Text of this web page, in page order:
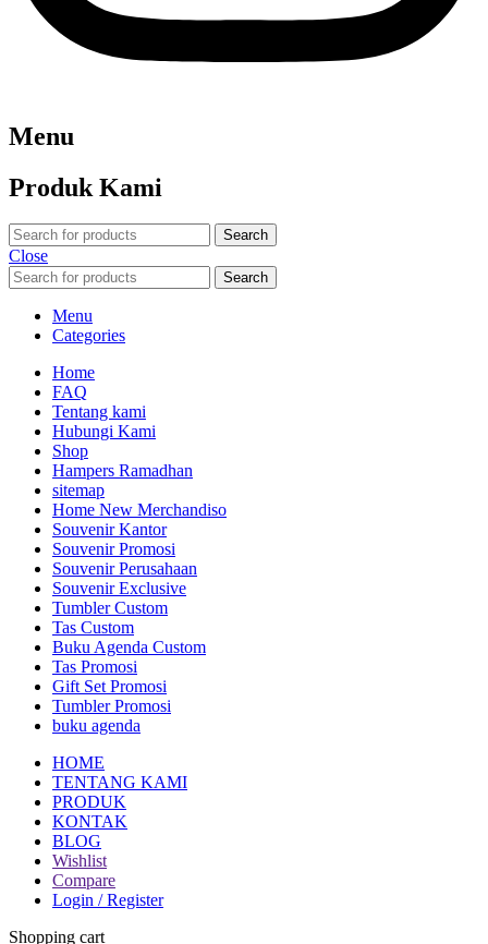
Menu
Produk Kami
Search
Close
Search
Menu
Categories
Home
FAQ
Tentang kami
Hubungi Kami
Shop
Hampers Ramadhan
sitemap
Home New Merchandiso
Souvenir Kantor
Souvenir Promosi
Souvenir Perusahaan
Souvenir Exclusive
Tumbler Custom
Tas Custom
Buku Agenda Custom
Tas Promosi
Gift Set Promosi
Tumbler Promosi
buku agenda
HOME
TENTANG KAMI
PRODUK
KONTAK
BLOG
Wishlist
Compare
Login / Register
Shopping cart